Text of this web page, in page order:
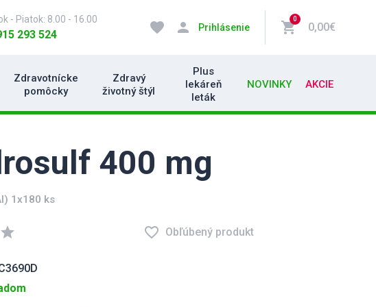
- Piatok: 8.00 - 16.00
293 524 favorite person Prihlásenie shopping_cart
0
0,00€
Zdravotnícke
pomôcky
Zdravý
životný štýl
Plus
lekáreň
leták
NOVINKY AKCIE
400 mg
1x180 ks
star favorite_border Obľúbený produkt